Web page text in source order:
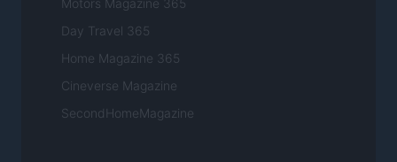
Day Travel 365
Home Magazine 365
Cineverse Magazine
SecondHomeMagazine